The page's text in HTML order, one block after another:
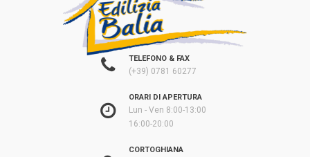
TELEFONO & FAX
(+39) 0781 60277
ORARI DI APERTURA
Lun - Ven 8:00-13:00
16:00-20:00
CORTOGHIANA